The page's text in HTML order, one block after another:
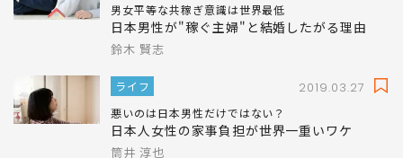
男女平等な共稼ぎ意識は世界最低
日本男性が"稼ぐ主婦"と結婚したがる理由
鈴木 賢志
ライフ 2019.03.27
悪いのは日本男性だけではない？
日本人女性の家事負担が世界一重いワケ
筒井 淳也